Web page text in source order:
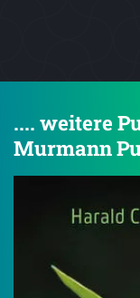
.... weitere
Murmann